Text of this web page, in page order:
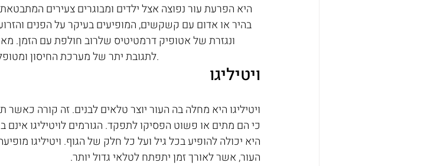
בהיר או אדום עם קשקשים, המופיעים בעיקר על הפנים
ונגזרת של אטופיק דרמטיטיס שלרוב חולפת עם
לתגובת יתר של מערכת החיסון ומטופל לעיתים עם סטרואידים כדי להקל על הגרד.
ויטיליגו
ויטיליגו היא מחלה בה העור יוצר טלאים לבנים. זה קורה כאשר
כי הם מתים או פשוט הפסיקו לתפקד. הגורמים לויטיליגו
היא יכולה להופיע בכל גיל ועל כל חלק של הגוף. ויטיליגו
העור, אשר לאורך זמן יתפתח לטלאי גדול יותר.